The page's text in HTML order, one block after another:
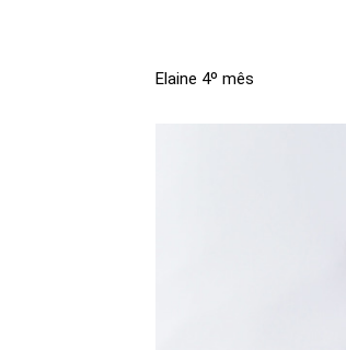
Elaine 4º mês